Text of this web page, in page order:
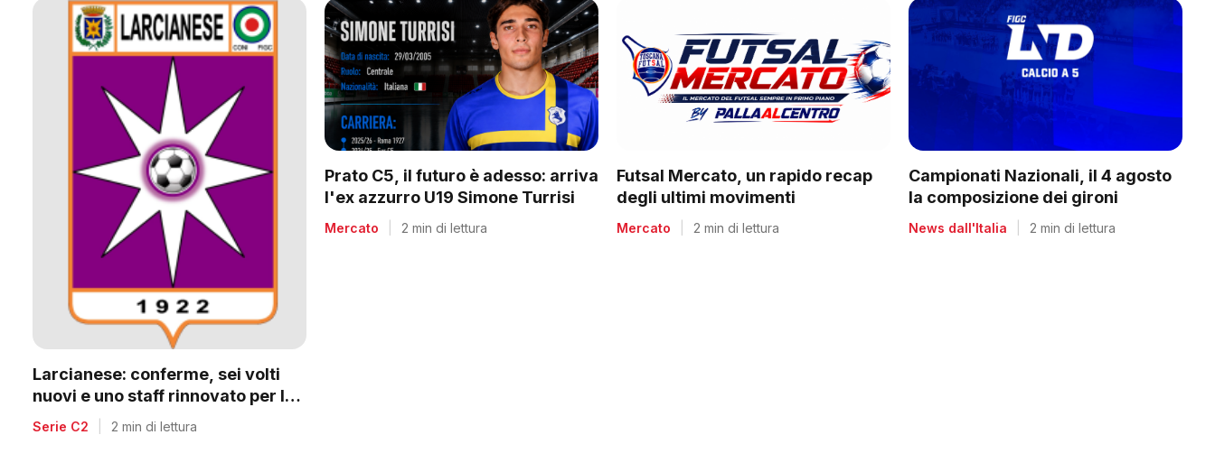
Larcianese: conferme, sei volti
nuovi e uno staff rinnovato per la
C2
Serie C2 2 min di lettura
Prato C5, il futuro è adesso: arriva
l'ex azzurro U19 Simone Turrisi
Mercato 2 min di lettura
Futsal Mercato, un rapido recap
degli ultimi movimenti
Mercato 2 min di lettura
Campionati Nazionali, il 4 agosto
la composizione dei gironi
News dall'Italia 2 min di lettura